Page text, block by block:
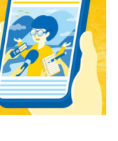
產業發展，並將同步配
以利企業在對岸取得碳
權，將以國營事業為推
減少2,670萬噸。目前環
司，協助企業進行碳權
限占35%，企業須先在